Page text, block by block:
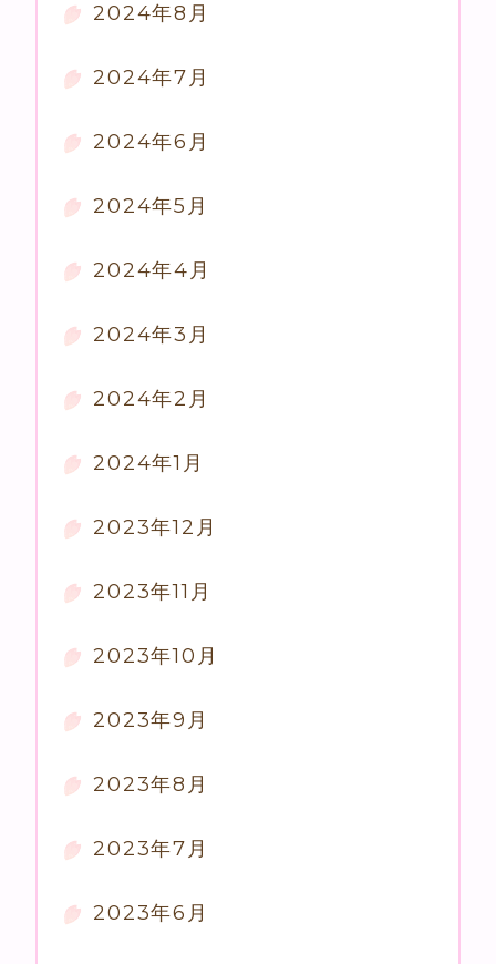
2024年8月
2024年7月
2024年6月
2024年5月
2024年4月
2024年3月
2024年2月
2024年1月
2023年12月
2023年11月
2023年10月
2023年9月
2023年8月
2023年7月
2023年6月